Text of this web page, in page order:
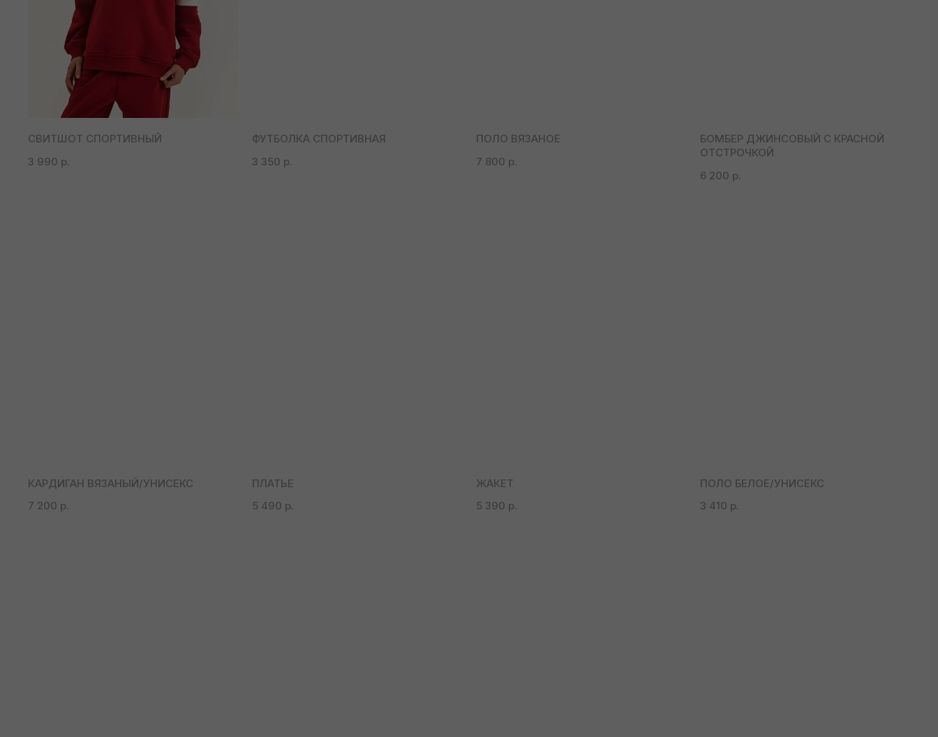
СВИТШОТ СПОРТИВНЫЙ
3 990 р.
ФУТБОЛКА СПОРТИВНАЯ
3 350 р.
ПОЛО ВЯЗАНОЕ
7 800 р.
БОМБЕР ДЖИНСОВЫЙ С КРАСНОЙ
ОТСТРОЧКОЙ
6 200 р.
КАРДИГАН ВЯЗАНЫЙ/УНИСЕКС
7 200 р.
ПЛАТЬЕ
5 490 р.
ЖАКЕТ
5 390 р.
ПОЛО БЕЛОЕ/УНИСЕКС
3 410 р.